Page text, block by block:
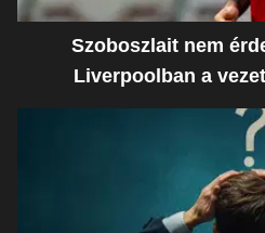
Szoboszlait nem
Liverpoolban a